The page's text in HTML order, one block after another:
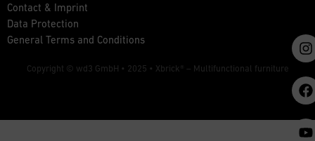
Contact & Imprint
Data Protection
General Terms and Conditions
Copyright © wd3 GmbH • 2025 • Xbrick® – Multifunctional furniture